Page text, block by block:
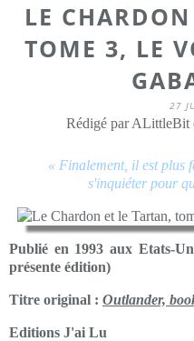
LE
TOME 3, LE
27
Rédigé par ALittleBit
« Finalement, il est plus
s'inquiéter pour
Publié en 1993 aux Etats-
présente édition)
Titre original : Outlander,
Editions J'ai Lu